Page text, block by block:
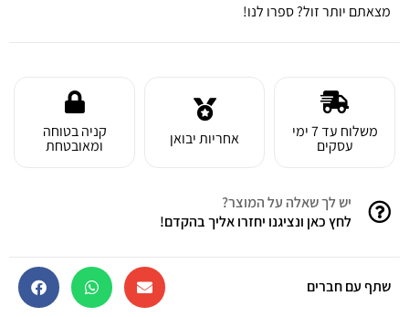
מצאתם יותר זול? ספרו לנו!
משלוח עד 7 ימי
עסקים אחריות יבואן קניה בטוחה
ומאובטחת
יש לך שאלה על המוצר?
לחץ כאן ונציגנו יחזרו אליך בהקדם!
שתף עם חברים